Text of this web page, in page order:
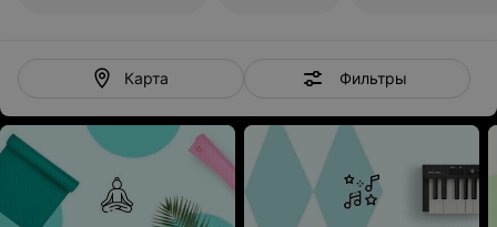
Карта Фильтры